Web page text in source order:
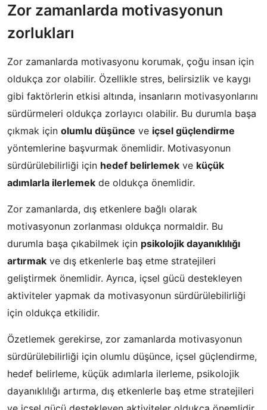
Zor zamanlarda motivasyonun
zorlukları
Zor zamanlarda motivasyonu korumak, çoğu insan için
oldukça zor olabilir. Özellikle stres, belirsizlik ve kaygı
gibi faktörlerin etkisi altında, insanların motivasyonlarını
sürdürmeleri oldukça zorlayıcı olabilir. Bu durumla başa
çıkmak için olumlu düşünce ve içsel güçlendirme
yöntemlerine başvurmak önemlidir. Motivasyonun
sürdürülebilirliği için hedef belirlemek ve küçük
adımlarla ilerlemek de oldukça önemlidir.
Zor zamanlarda, dış etkenlere bağlı olarak
motivasyonun zorlanması oldukça normaldir. Bu
durumla başa çıkabilmek için psikolojik dayanıklılığı
artırmak ve dış etkenlerle baş etme stratejileri
geliştirmek önemlidir. Ayrıca, içsel gücü destekleyen
aktiviteler yapmak da motivasyonun sürdürülebilirliği
için oldukça etkilidir.
Özetlemek gerekirse, zor zamanlarda motivasyonun
sürdürülebilirliği için olumlu düşünce, içsel güçlendirme,
hedef belirleme, küçük adımlarla ilerleme, psikolojik
dayanıklılığı artırma, dış etkenlerle baş etme stratejileri